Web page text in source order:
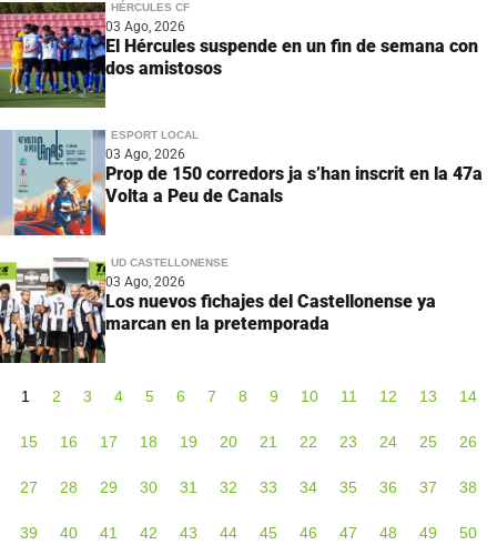
HÉRCULES CF
03 Ago, 2026
El Hércules suspende en un fin de semana con
dos amistosos
ESPORT LOCAL
03 Ago, 2026
Prop de 150 corredors ja s’han inscrit en la 47a
Volta a Peu de Canals
UD CASTELLONENSE
03 Ago, 2026
Los nuevos fichajes del Castellonense ya
marcan en la pretemporada
1 2 3 4 5 6 7 8 9 10 11 12 13 14
15 16 17 18 19 20 21 22 23 24 25 26
27 28 29 30 31 32 33 34 35 36 37 38
39 40 41 42 43 44 45 46 47 48 49 50